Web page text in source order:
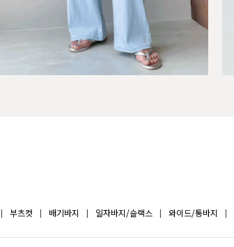
S(25-26),M(27-28),L(29-30),XL(31-
32),2XL(33-34)
32,800원
부츠컷 배기바지 일자바지/슬랙스 와이드/통바지